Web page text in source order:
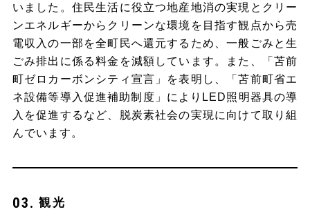
いました。住民生活に役立つ地産地消の実現とクリー
ンエネルギーからクリーンな環境を目指す観点から売
電収入の一部を全町民へ還元するため、一般ごみと生
ごみ排出に係る料金を減額しています。また、「苫前
町ゼロカーボンシティ宣言」を表明し、「苫前町省エ
ネ設備等導入促進補助制度」によりLED照明器具の導
入を促進するなど、脱炭素社会の実現に向けて取り組
んでいます。
観光